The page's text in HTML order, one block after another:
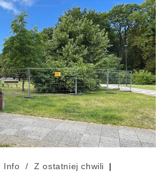
Info /
Z ostatniej chwili